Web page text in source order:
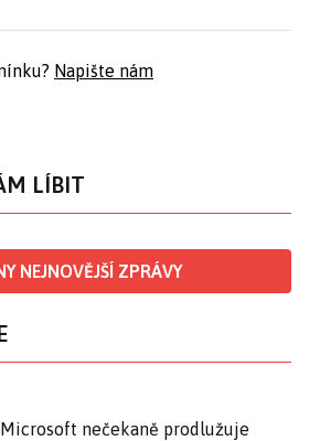
Napište nám
LÍBIT
NEJNOVĚJŠÍ ZPRÁVY
nečekaně prodlužuje